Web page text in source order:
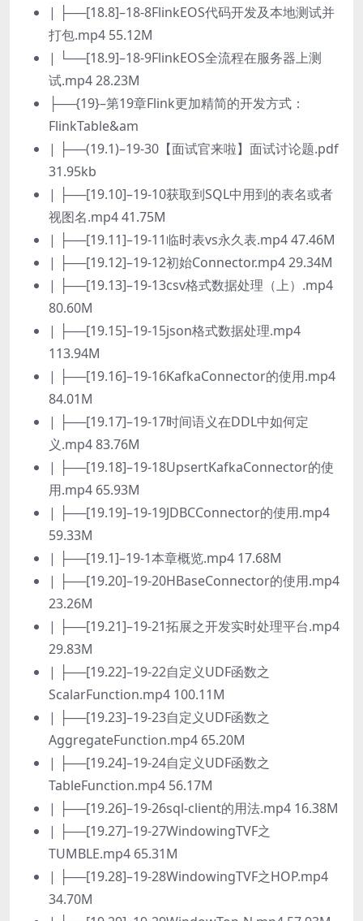
| ├──[18.8]–18-8FlinkEOS代码开发及本地测试并
打包.mp4 55.12M
| └──[18.9]–18-9FlinkEOS全流程在服务器上测
试.mp4 28.23M
├──{19}–第19章Flink更加精简的开发方式：
FlinkTable&am
| ├──(19.1)–19-30【面试官来啦】面试讨论题.pdf
31.95kb
| ├──[19.10]–19-10获取到SQL中用到的表名或者
视图名.mp4 41.75M
| ├──[19.11]–19-11临时表vs永久表.mp4 47.46M
| ├──[19.12]–19-12初始Connector.mp4 29.34M
| ├──[19.13]–19-13csv格式数据处理（上）.mp4
80.60M
| ├──[19.15]–19-15json格式数据处理.mp4
113.94M
| ├──[19.16]–19-16KafkaConnector的使用.mp4
84.01M
| ├──[19.17]–19-17时间语义在DDL中如何定
义.mp4 83.76M
| ├──[19.18]–19-18UpsertKafkaConnector的使
用.mp4 65.93M
| ├──[19.19]–19-19JDBCConnector的使用.mp4
59.33M
| ├──[19.1]–19-1本章概览.mp4 17.68M
| ├──[19.20]–19-20HBaseConnector的使用.mp4
23.26M
| ├──[19.21]–19-21拓展之开发实时处理平台.mp4
29.83M
| ├──[19.22]–19-22自定义UDF函数之
ScalarFunction.mp4 100.11M
| ├──[19.23]–19-23自定义UDF函数之
AggregateFunction.mp4 65.20M
| ├──[19.24]–19-24自定义UDF函数之
TableFunction.mp4 56.17M
| ├──[19.26]–19-26sql-client的用法.mp4 16.38M
| ├──[19.27]–19-27WindowingTVF之
TUMBLE.mp4 65.31M
| ├──[19.28]–19-28WindowingTVF之HOP.mp4
34.70M